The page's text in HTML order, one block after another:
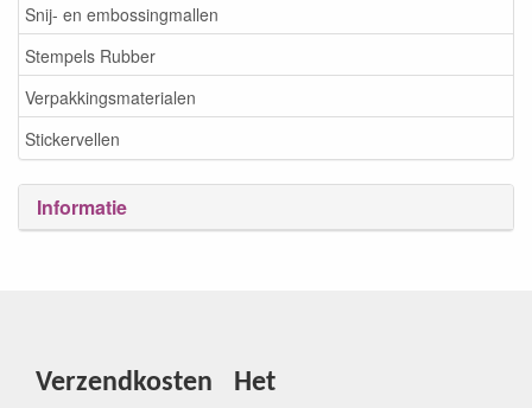
Snij- en embossingmallen
Stempels Rubber
Verpakkingsmaterialen
Stickervellen
Informatie
Verzendkosten
Het